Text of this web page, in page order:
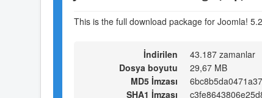
This is the full download package for Joomla!
İndirilen
43.187 zamanlar
Dosya boyutu
29,67 MB
MD5 İmzası
SHA1 İmzası